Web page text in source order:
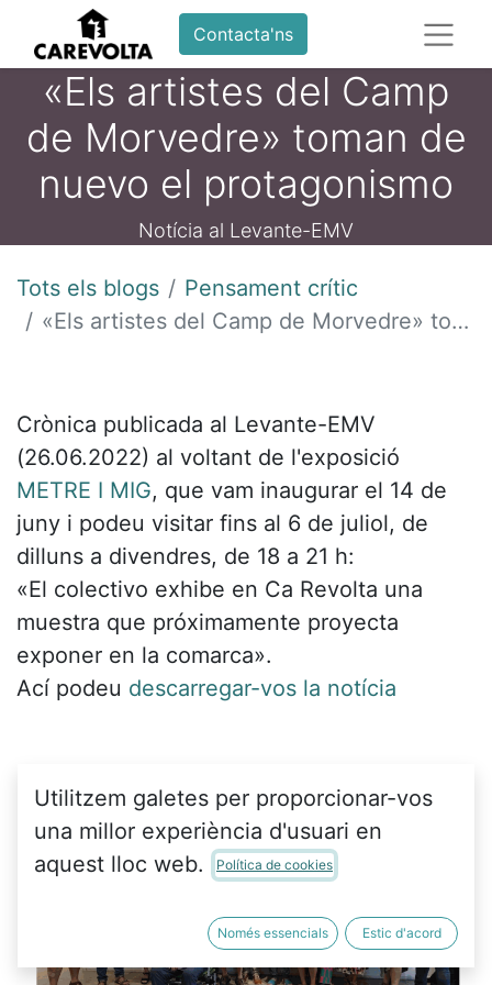
Contacta'ns
«Els artistes del Camp
de Morvedre» toman de
nuevo el protagonismo
Notícia al Levante-EMV
Tots els blogs
Pensament crític
«Els artistes del Camp de Morvedre» toman de nuevo el protagonismo
Crònica publicada al Levante-EMV
(26.06.2022) al voltant de l'exposició
METRE I MIG, que vam inaugurar el 14 de
juny i podeu visitar fins al 6 de juliol, de
dilluns a divendres, de 18 a 21 h:
«El colectivo exhibe en Ca Revolta una
muestra que próximamente proyecta
exponer en la comarca».
Ací podeu descarregar-vos la notícia
Utilitzem galetes per proporcionar-vos
una millor experiència d'usuari en
aquest lloc web.
Política de cookies
Només essencials Estic d'acord